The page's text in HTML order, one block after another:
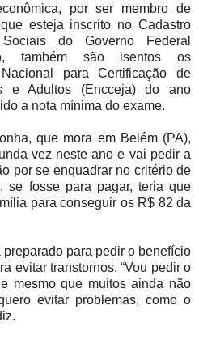
por ser membro de
esteja inscrito no Cadastro
do Governo Federal
também são isentos os
para Certificação de
e Adultos (Encceja) do ano
a nota mínima do exame.
que mora em Belém (PA),
vez neste ano e vai pedir a
por se enquadrar no critério de
se fosse para pagar, teria que
para conseguir os R$ 82 da
para pedir o benefício
evitar transtornos. “Vou pedir o
mesmo que muitos ainda não
evitar problemas, como o